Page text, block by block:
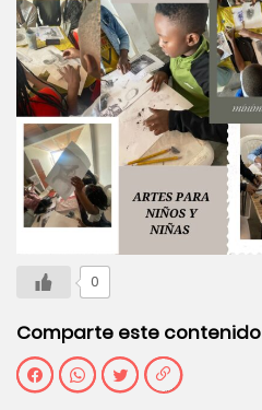
0
Comparte este contenido